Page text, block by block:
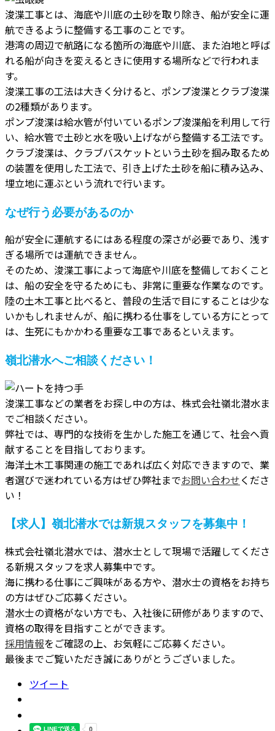
浚渫工事とは、海底や川底の土砂を取り除き、船が安全に運
航できるように整備する工事のことです。
港湾の周辺で航路になる箇所の海底や川底、また泊地と呼ば
れる船が向きを変えるときに使用する場所などで行われま
す。
浚渫工事の工法は大きく分けると、ポンプ浚渫とクラブ浚渫
の2種類があります。
ポンプ浚渫は給水管が付いているポンプ浚渫船を利用して行
い、給水管で土砂と水を吸い上げながら整備する工法です。
クラブ浚渫は、クラブバスケットという土砂を掴み取るため
の装置を使用した工法で、引き上げた土砂を船に積み込み、
埋立地に運ぶという流れで行います。
なぜ行う必要があるのか
船が安全に運航するにはある程度の深さが必要であり、浅す
ぎる場所では運航できません。
そのため、浚渫工事によって海底や川底を整備しておくこと
は、船の安全を守るためにも、非常に重要な作業なのです。
陸の土木工事と比べると、普段の生活で目にすることは少な
いかもしれませんが、船に携わる仕事をしている方にとって
は、生死にもかかわる重要な工事であるといえます。
嶺北潜水へご相談ください！
浚渫工事などの業者をお探し中の方は、株式会社嶺北潜水ま
でご相談ください。
弊社では、専門的な技術を生かした施工を通じて、社会へ貢
献することを目指しております。
海洋土木工事関連の施工であれば広く対応できますので、業
者選びで迷われている方はぜひ弊社までお問い合わせくださ
い！
【求人】嶺北潜水では新規スタッフを募集中！
株式会社嶺北潜水では、潜水士として現場で活躍してくださ
る新規スタッフを求人募集中です。
海に携わる仕事にご興味がある方や、潜水士の資格をお持ち
の方はぜひご応募ください。
潜水士の資格がない方でも、入社後に研修がありますので、
資格の取得を目指すことができます。
採用情報をご確認の上、お気軽にご応募ください。
最後までご覧いただき誠にありがとうございました。
ツイート